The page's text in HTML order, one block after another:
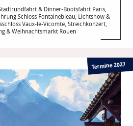
& Dinner-Bootsfahrt Paris,
Schloss Fontainebleau, Lichtshow &
Vaux-le-Vicomte, Streichkonzert,
& Weihnachtsmarkt Rouen
Termine 2027